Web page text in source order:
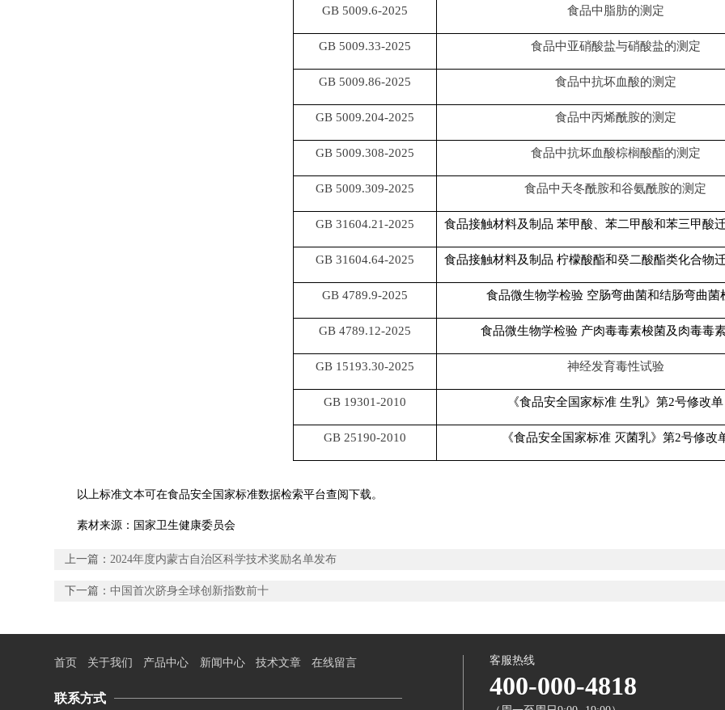
GB 5009.6-2025 食品中脂肪的测定
GB 5009.33-2025 食品中亚硝酸盐与硝酸盐的测定
GB 5009.86-2025 食品中抗坏血酸的测定
GB 5009.204-2025 食品中丙烯酰胺的测定
GB 5009.308-2025 食品中抗坏血酸棕榈酸酯的测定
GB 5009.309-2025 食品中天冬酰胺和谷氨酰胺的测定
GB 31604.21-2025 食品接触材料及制品 苯甲酸、苯二甲酸和苯三甲酸
GB 31604.64-2025 食品接触材料及制品 柠檬酸酯和癸二酸酯类化合物
GB 4789.9-2025 食品微生物学检验 空肠弯曲菌和结肠弯曲菌
GB 4789.12-2025 食品微生物学检验 产肉毒毒素梭菌及肉毒毒
GB 15193.30-2025 神经发育毒性试验
GB 19301-2010 《食品安全国家标准 生乳》第2号修改单
GB 25190-2010 《食品安全国家标准 灭菌乳》第2号修改
以上标准文本可在食品安全国家标准数据检索平台查阅下载。
素材来源：国家卫生健康委员会
上一篇： 2024年度内蒙古自治区科学技术奖励名单发布
下一篇：中国首次跻身全球创新指数前十
首页 关于我们 产品中心 新闻中心 技术文章 在线留言
联系方式
客服热线
400-000-4818